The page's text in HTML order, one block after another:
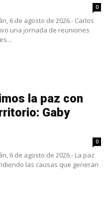
0
6 de agosto de 2026.- Carlos
una jornada de reuniones
la paz con
Gaby
0
6 de agosto de 2026.- La paz
las causas que generan